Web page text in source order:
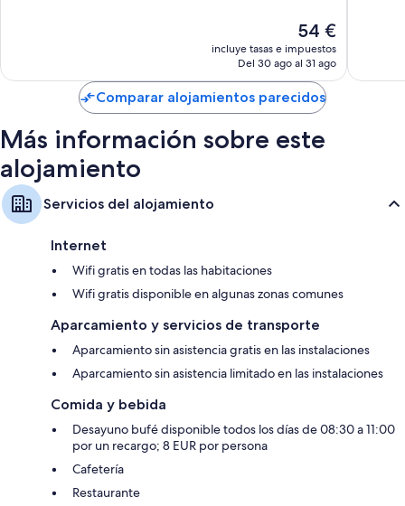
El
precio
actual
de
54 €
54 €
incluye tasas e impuestos
Del 30 ago al 31 ago
Comparar alojamientos parecidos
Más información sobre este
alojamiento
Servicios del alojamiento
Internet
Wifi gratis en todas las habitaciones
Wifi gratis disponible en algunas zonas comunes
Aparcamiento y servicios de transporte
Aparcamiento sin asistencia gratis en las instalaciones
Aparcamiento sin asistencia limitado en las instalaciones
Comida y bebida
Desayuno bufé disponible todos los días de 08:30 a 11:00
por un recargo; 8 EUR por persona
Cafetería
Restaurante